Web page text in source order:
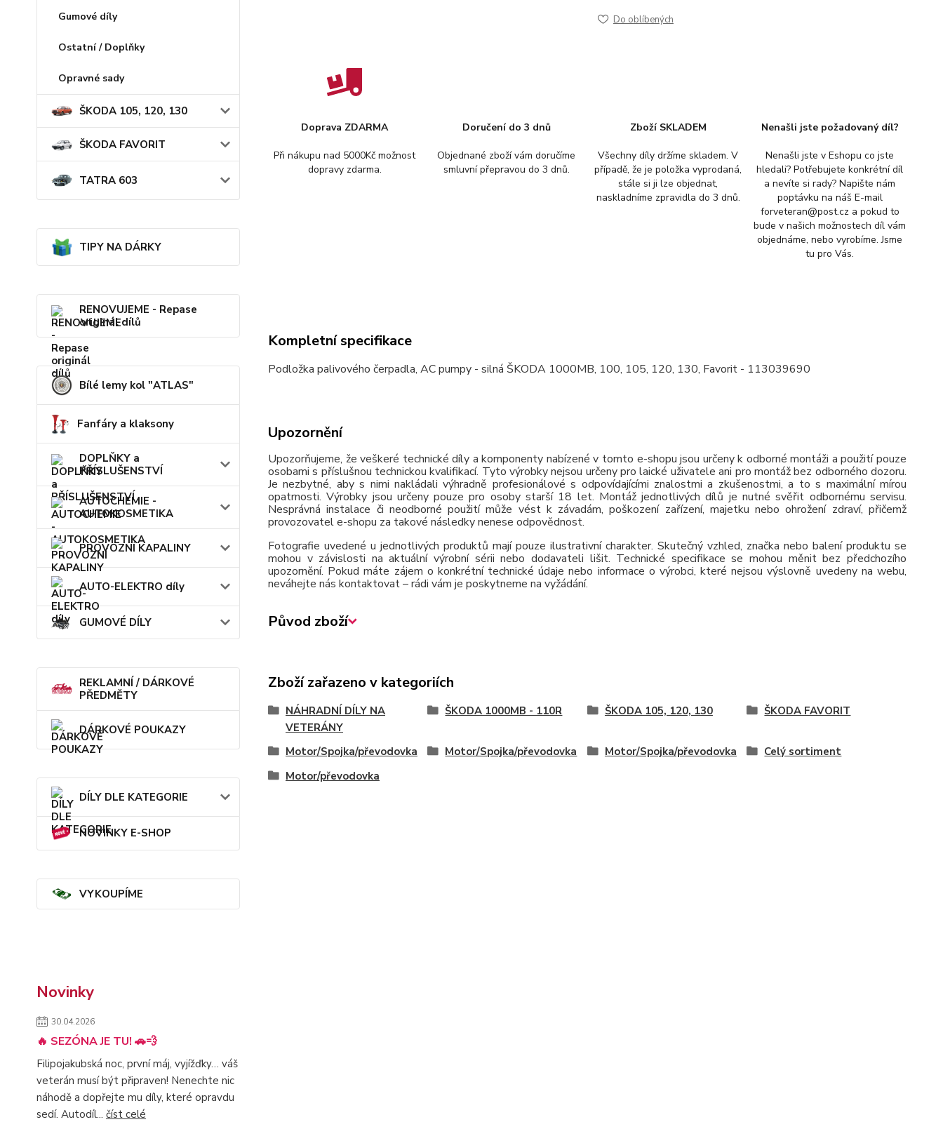
Gumové díly
Ostatní / Doplňky
Opravné sady
ŠKODA 105, 120, 130
ŠKODA FAVORIT
TATRA 603
TIPY NA DÁRKY
RENOVUJEME - Repase
originál dílů
Bílé lemy kol "ATLAS"
Fanfáry a klaksony
DOPLŇKY a
PŘÍSLUŠENSTVÍ
AUTOCHEMIE -
AUTOKOSMETIKA
PROVOZNÍ KAPALINY
AUTO-ELEKTRO díly
GUMOVÉ DÍLY
REKLAMNÍ / DÁRKOVÉ
PŘEDMĚTY
DÁRKOVÉ POUKAZY
DÍLY DLE KATEGORIE
NOVINKY E-SHOP
VYKOUPÍME
Novinky
30.04.2026
🔥 SEZÓNA JE TU! 🚗💨
Filipojakubská noc, první máj, vyjížďky… váš
veterán musí být připraven! Nenechte nic
náhodě a dopřejte mu díly, které opravdu
sedí. Autodíl... číst celé
Do oblíbených
Doprava ZDARMA
Při nákupu nad 5000Kč možnost
dopravy zdarma.
Doručení do 3 dnů
Objednané zboží vám doručíme
smluvní přepravou do 3 dnů.
Zboží SKLADEM
Všechny díly držíme skladem. V
případě, že je položka vyprodaná,
stále si ji lze objednat,
naskladníme zpravidla do 3 dnů.
Nenašli jste požadovaný díl?
Nenašli jste v Eshopu co jste
hledali? Potřebujete konkrétní díl
a nevíte si rady? Napište nám
poptávku na náš E-mail
forveteran@post.cz a pokud to
bude v našich možnostech díl vám
objednáme, nebo vyrobíme. Jsme
tu pro Vás.
Kompletní specifikace
Podložka palivového čerpadla, AC pumpy - silná ŠKODA 1000MB, 100, 105, 120, 130, Favorit - 113039690
Upozornění
Upozorňujeme, že veškeré technické díly a komponenty nabízené v tomto e-shopu jsou určeny k odborné montáži a použití pouze
osobami s příslušnou technickou kvalifikací. Tyto výrobky nejsou určeny pro laické uživatele ani pro montáž bez odborného dozoru.
Je nezbytné, aby s nimi nakládali výhradně profesionálové s odpovídajícími znalostmi a zkušenostmi, a to s maximální mírou
opatrnosti. Výrobky jsou určeny pouze pro osoby starší 18 let. Montáž jednotlivých dílů je nutné svěřit odbornému servisu.
Nesprávná instalace či neodborné použití může vést k závadám, poškození zařízení, majetku nebo ohrožení zdraví, přičemž
provozovatel e-shopu za takové následky nenese odpovědnost.
Fotografie uvedené u jednotlivých produktů mají pouze ilustrativní charakter. Skutečný vzhled, značka nebo balení produktu se
mohou v závislosti na aktuální výrobní sérii nebo dodavateli lišit. Technické specifikace se mohou měnit bez předchozího
upozornění. Pokud máte zájem o konkrétní technické údaje nebo informace o výrobci, které nejsou výslovně uvedeny na webu,
neváhejte nás kontaktovat – rádi vám je poskytneme na vyžádání.
Původ zboží
Zboží zařazeno v kategoriích
NÁHRADNÍ DÍLY NA
VETERÁNY
ŠKODA 1000MB - 110R ŠKODA 105, 120, 130 ŠKODA FAVORIT
Motor/Spojka/převodovka Motor/Spojka/převodovka Motor/Spojka/převodovka
Celý sortiment
Motor/převodovka